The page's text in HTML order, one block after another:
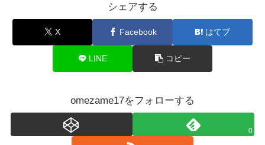
シェアする
X Facebook はてブ
LINE コピー
omezame17をフォローする
0